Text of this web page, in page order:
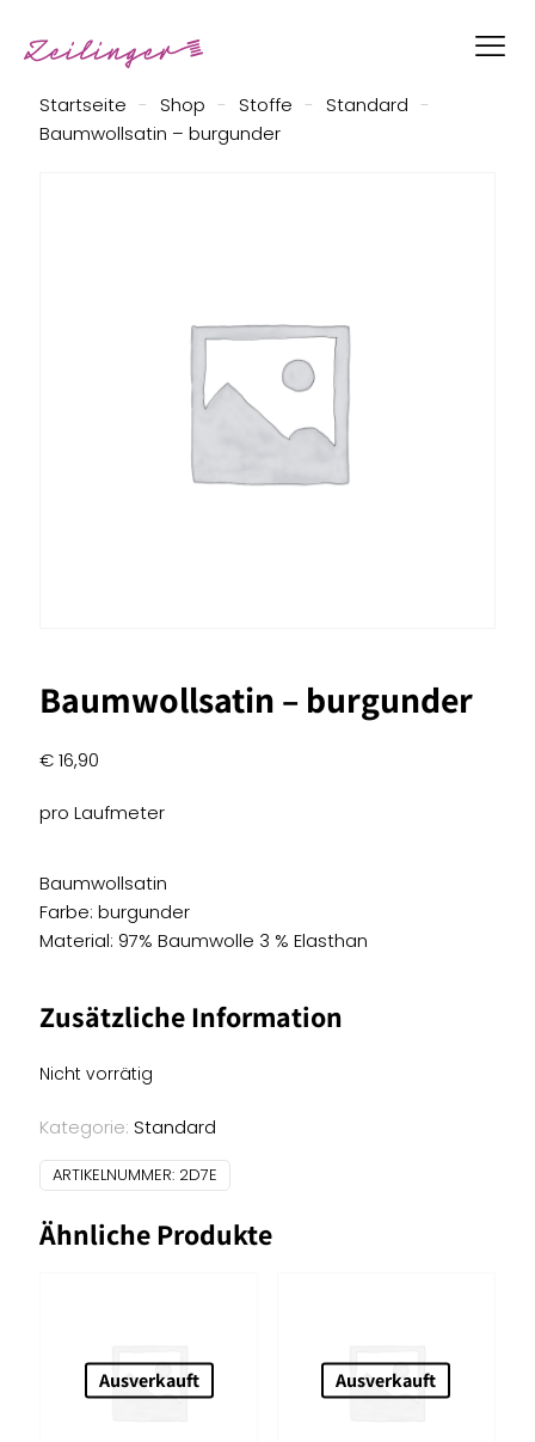
Startseite - Shop - Stoffe - Standard -
Baumwollsatin – burgunder
Baumwollsatin – burgunder
€16,90
pro Laufmeter
Baumwollsatin
Farbe: burgunder
Material: 97% Baumwolle 3 % Elasthan
Zusätzliche Information
Nicht vorrätig
Kategorie: Standard
ARTIKELNUMMER: 2D7E
Ähnliche Produkte
Ausverkauft Ausverkauft